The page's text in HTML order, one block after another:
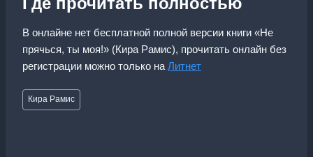
В онлайне нет бесплатной полной версии книги «Не
прячься, ты моя!» (Кира Рамис), прочитать онлайн без
регистрации можно только на Литнет
Метки
записи:
Кира Рамис